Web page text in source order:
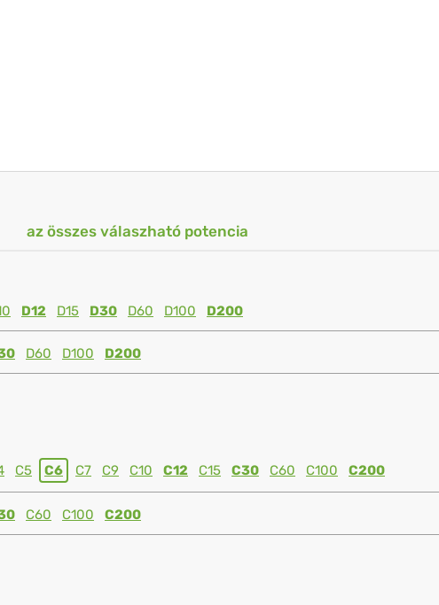
az összes válaszható potencia
D12 D15 D30 D60 D100 D200
D60 D100 D200
C5 C6 C7 C9 C10 C12 C15 C30 C60 C100 C200
C60 C100 C200